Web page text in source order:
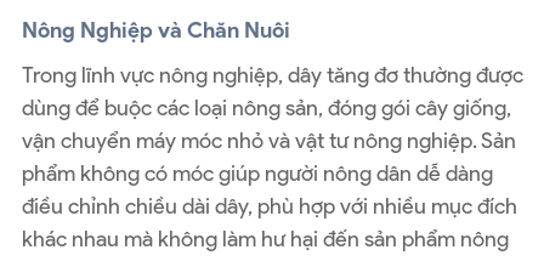
Nông Nghiệp và Chăn Nuôi
Trong lĩnh vực nông nghiệp, dây tăng đơ thường được
dùng để buộc các loại nông sản, đóng gói cây giống,
vận chuyển máy móc nhỏ và vật tư nông nghiệp. Sản
phẩm không có móc giúp người nông dân dễ dàng
điều chỉnh chiều dài dây, phù hợp với nhiều mục đích
khác nhau mà không làm hư hại đến sản phẩm nông